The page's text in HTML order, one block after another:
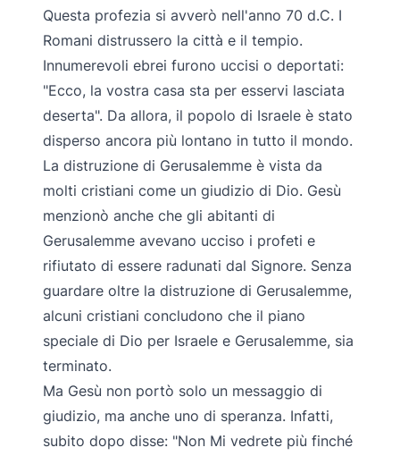
Questa profezia si avverò nell'anno 70 d.C. I
Romani distrussero la città e il tempio.
Innumerevoli ebrei furono uccisi o deportati:
"Ecco, la vostra casa sta per esservi lasciata
deserta". Da allora, il popolo di Israele è stato
disperso ancora più lontano in tutto il mondo.
La distruzione di Gerusalemme è vista da
molti cristiani come un giudizio di Dio. Gesù
menzionò anche che gli abitanti di
Gerusalemme avevano ucciso i profeti e
rifiutato di essere radunati dal Signore. Senza
guardare oltre la distruzione di Gerusalemme,
alcuni cristiani concludono che il piano
speciale di Dio per Israele e Gerusalemme, sia
terminato.
Ma Gesù non portò solo un messaggio di
giudizio, ma anche uno di speranza. Infatti,
subito dopo disse: "Non Mi vedrete più finché